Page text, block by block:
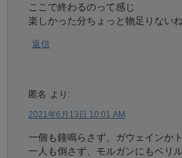
ここで終わるのって感じ
楽しかった分ちょっと物足りないね
返信
匿名 より:
2021年6月13日 10:01 AM
一個も鐘鳴らさず、ガウェインか
一人も倒さず、モルガンにもベリ